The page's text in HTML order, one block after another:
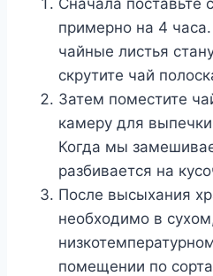
Сначала поставьте
примерно на 4
чайные листья
скрутите чай
Затем поместите
камеру для
Когда мы
разбивается на
После высыхания
необходимо в
помещении по